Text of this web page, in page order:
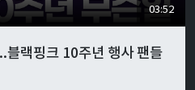
03:52
블랙핑크 10주년 행사 팬들